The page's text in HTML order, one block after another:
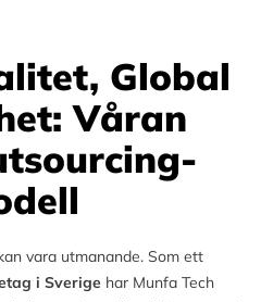
Global
Våran
vara utmanande. Som ett
i Sverige har Munfa Tech